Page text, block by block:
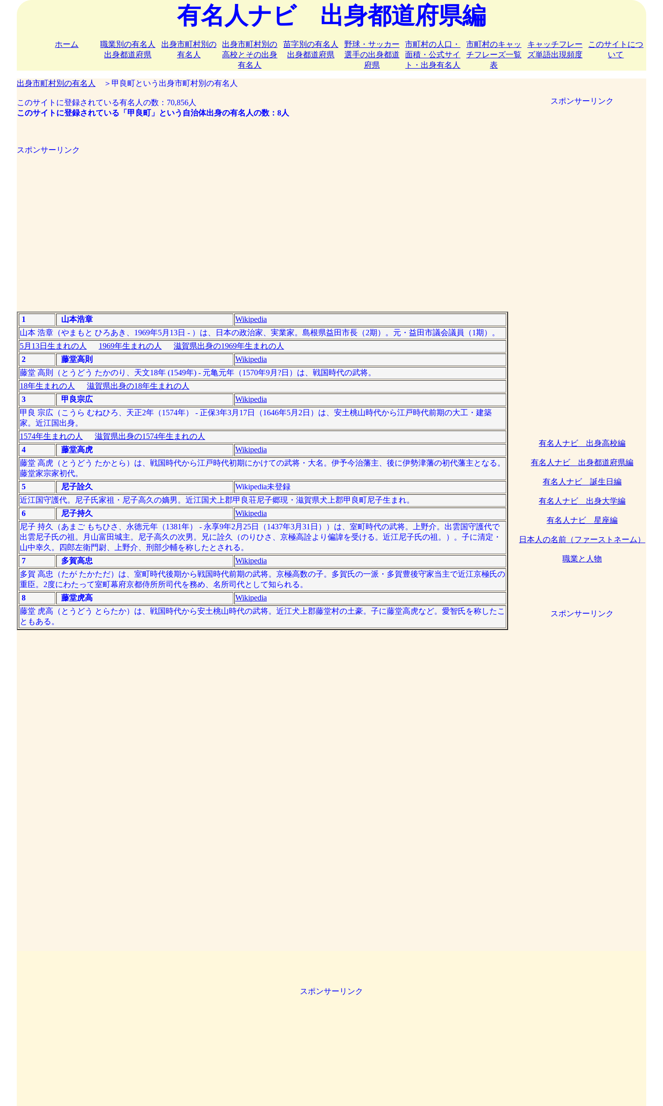
有名人ナビ 出身都道府県編
ホーム
職業別の有名人
出身都道府県
出身市町村別の
有名人
出身市町村別の
高校とその出身
有名人
苗字別の有名人
出身都道府県
野球・サッカー
選手の出身都道
府県
市町村の人口・
面積・公式サイ
ト・出身有名人
市町村のキャッ
チフレーズ一覧
表
キャッチフレー
ズ単語出現頻度
このサイトにつ
いて
出身市町村別の有名人 ＞甲良町という出身市町村別の有名人
このサイトに登録されている有名人の数：70,856人
このサイトに登録されている「甲良町」という自治体出身の有名人の数：8人
スポンサーリンク
1 山本浩章
Wikipedia
山本 浩章（やまもと ひろあき、1969年5月13日 - ）は、日本の政治家、実業家。島根県益田市長（2期）。元・益田市議会議員（1期）。
5月13日生まれの人
1969年生まれの人
滋賀県出身の1969年生まれの人
2
藤堂高則
Wikipedia
藤堂 高則（とうどう たかのり、天文18年 (1549年) - 元亀元年（1570年9月?日）は、戦国時代の武将。
18年生まれの人
滋賀県出身の18年生まれの人
3
甲良宗広
Wikipedia
甲良 宗広（こうら むねひろ、天正2年（1574年） - 正保3年3月17日（1646年5月2日）は、安土桃山時代から江戸時代前期の大工・建築
家。近江国出身。
1574年生まれの人
滋賀県出身の1574年生まれの人
4
藤堂高虎
Wikipedia
藤堂 高虎（とうどう たかとら）は、戦国時代から江戸時代初期にかけての武将・大名。伊予今治藩主、後に伊勢津藩の初代藩主となる。
藤堂家宗家初代。
5
尼子詮久
Wikipedia未登録
近江国守護代。尼子氏家祖・尼子高久の嫡男。近江国犬上郡甲良荘尼子郷現・滋賀県犬上郡甲良町尼子生まれ。
6
尼子持久
Wikipedia
尼子 持久（あまご もちひさ、永徳元年（1381年） - 永享9年2月25日（1437年3月31日））は、室町時代の武将。上野介。出雲国守護代で
出雲尼子氏の祖。月山富田城主。尼子高久の次男。兄に詮久（のりひさ、京極高詮より偏諱を受ける。近江尼子氏の祖。）。子に清定・
山中幸久。四郎左衛門尉、上野介、刑部少輔を称したとされる。
7
多賀高忠
Wikipedia
多賀 高忠（たが たかただ）は、室町時代後期から戦国時代前期の武将。京極高数の子。多賀氏の一派・多賀豊後守家当主で近江京極氏の
重臣。2度にわたって室町幕府京都侍所所司代を務め、名所司代として知られる。
8
藤堂虎高
Wikipedia
藤堂 虎高（とうどう とらたか）は、戦国時代から安土桃山時代の武将。近江犬上郡藤堂村の土豪。子に藤堂高虎など。愛智氏を称したこ
ともある。
スポンサーリンク
有名人ナビ 出身高校編
有名人ナビ 出身都道府県編
有名人ナビ 誕生日編
有名人ナビ 出身大学編
有名人ナビ 星座編
日本人の名前（ファーストネーム）
職業と人物
スポンサーリンク
スポンサーリンク